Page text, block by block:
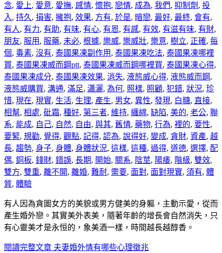
念, 愛上, 愛意, 愛撫, 感情, 懷抱, 戀情, 成為, 我們, 抑制劑 , 投
入 , 持久 , 損害, 擁抱, 效果, 方有, 於是, 暗戀, 最好, 最終, 會有,
有人, 有力, 有助, 有味, 有心, 有恩, 有感, 有效, 有滋有味, 有財,
朋友, 服用 , 服藥, 未必, 根據, 樂威, 樂威壯, 樂意, 樹立, 正確, 每
個, 毒素, 沒有, 泰國果凍副作用 , 泰國果凍吃法, 泰國果凍哪裡
買, 泰國果凍威而鋼ptt, 泰國果凍威而鋼哪裡買, 泰國果凍心得,
泰國果凍成分, 泰國果凍效果, 消失, 液態威心得, 液態威而鋼,
液態威購買, 溝通, 滿足, 瀟灑, 為何, 照樣, 照顧, 犯錯, 狀況, 珍
惜, 現在, 現實, 生活, 生理, 產生, 男女, 異性, 發現, 白糖, 直接,
相幫, 相處, 砒霜, 種好, 第三者, 維持, 纏綿, 缺陷, 美的, 老公, 聯
系, 能成, 自己, 自然, 自由, 與其, 舊情, 藥物, 行為, 裡的, 要性,
要緊, 規勸, 覺得, 觀點, 記得, 認為, 說得好, 變成, 貪財, 資產, 越
長, 趨勢, 身子, 身體, 身體狀況, 這樣, 這種, 過得, 道德, 選擇, 配
偶, 銅板, 錢財, 錯誤, 長期, 開始, 關系, 陰莖, 陽痿, 階級, 雙效,
雙方, 雙重, 離不開, 離婚, 難耐, 需要, 面對, 面對現實, 須有, 體
質, 體驗
有人因為貪圖女方的美貌或男方健美的身軀，主動示愛，從而
產生婚外戀。其實美外表美，隨著年齡的增長會自然消失，只
有心靈美才是永恒的，象美酒一樣，時間越長越醇香。
閱讀完整文章 夫妻婚外情有哪些心理徵兆